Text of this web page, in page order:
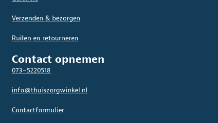
Verzenden & bezorgen
Ruilen en retourneren
Contact opnemen
073–5220518
info@thuiszorgwinkel.nl
Contactformulier